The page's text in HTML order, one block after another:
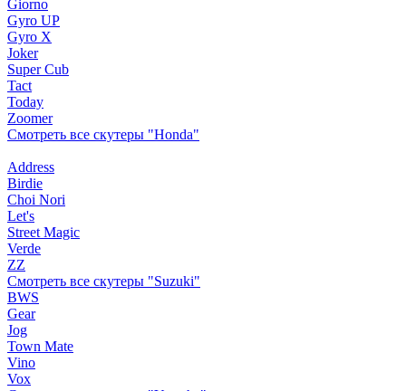
Giorno
Gyro UP
Gyro X
Joker
Super Cub
Tact
Today
Zoomer
Смотреть все скутеры "Honda"
Address
Birdie
Choi Nori
Let's
Street Magic
Verde
ZZ
Смотреть все скутеры "Suzuki"
BWS
Gear
Jog
Town Mate
Vino
Vox